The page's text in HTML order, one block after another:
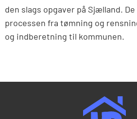
den slags opgaver på Sjælland.
processen fra tømning og
og indberetning til kommunen.